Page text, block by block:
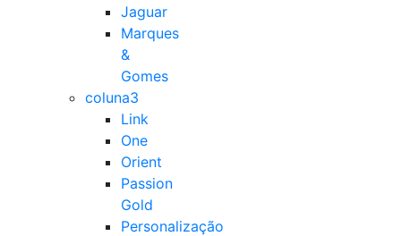
Jaguar
Marques
&
Gomes
coluna3
Link
One
Orient
Passion
Gold
Personalização